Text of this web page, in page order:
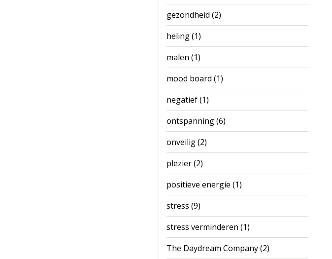
gezondheid (2)
heling(1)
malen (1)
mood board (1)
negatief(1)
ontspanning(6)
onveilig(2)
plezier(2)
positieve energie (1)
stress (9)
stress verminderen (1)
The Daydream Company(2)